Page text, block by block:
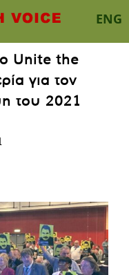
ENG
Unite the
για τον
του 2021